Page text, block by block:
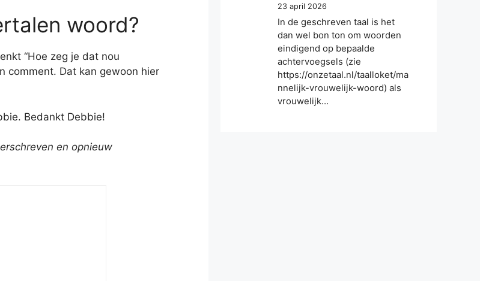
woord?
“Hoe zeg je dat nou
comment. Dat kan gewoon hier
Bedankt Debbie!
en opnieuw
23 april 2026
In de geschreven taal is het
dan wel bon ton om woorden
eindigend op bepaalde
achtervoegsels (zie
https://onzetaal.nl/taalloket/ma
nnelijk-vrouwelijk-woord) als
vrouwelijk…